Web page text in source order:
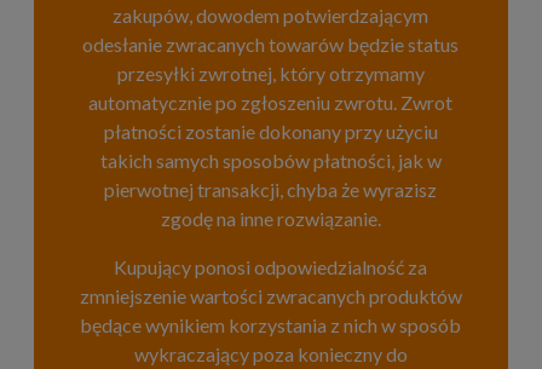
zakupów, dowodem potwierdzającym
odesłanie zwracanych towarów będzie status
przesyłki zwrotnej, który otrzymamy
automatycznie po zgłoszeniu zwrotu. Zwrot
płatności zostanie dokonany przy użyciu
takich samych sposobów płatności, jak w
pierwotnej transakcji, chyba że wyrazisz
zgodę na inne rozwiązanie.
Kupujący ponosi odpowiedzialność za
zmniejszenie wartości zwracanych produktów
będące wynikiem korzystania z nich w sposób
wykraczający poza konieczny do